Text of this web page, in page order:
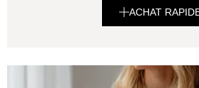
ACHAT